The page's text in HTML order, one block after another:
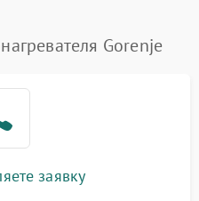
Gorenje
заявку